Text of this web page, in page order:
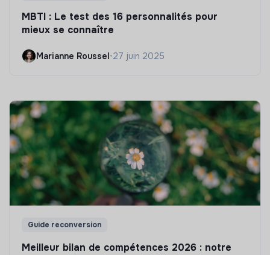
MBTI : Le test des 16 personnalités pour
mieux se connaître
Marianne Roussel•27 juin 2025
Guide reconversion
Meilleur bilan de compétences 2026 : notre